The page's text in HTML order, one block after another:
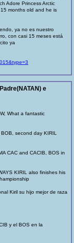
Adore Princess Arctic
months old and he is
ya no es nuestro
con casi 15 meses está
ya
e
What a fantastic
BOB, second day KIRIL
CAC and CACIB, BOS in
KIRIL also finishes his
Kiril su hijo mejor de raza
y el BOS en la